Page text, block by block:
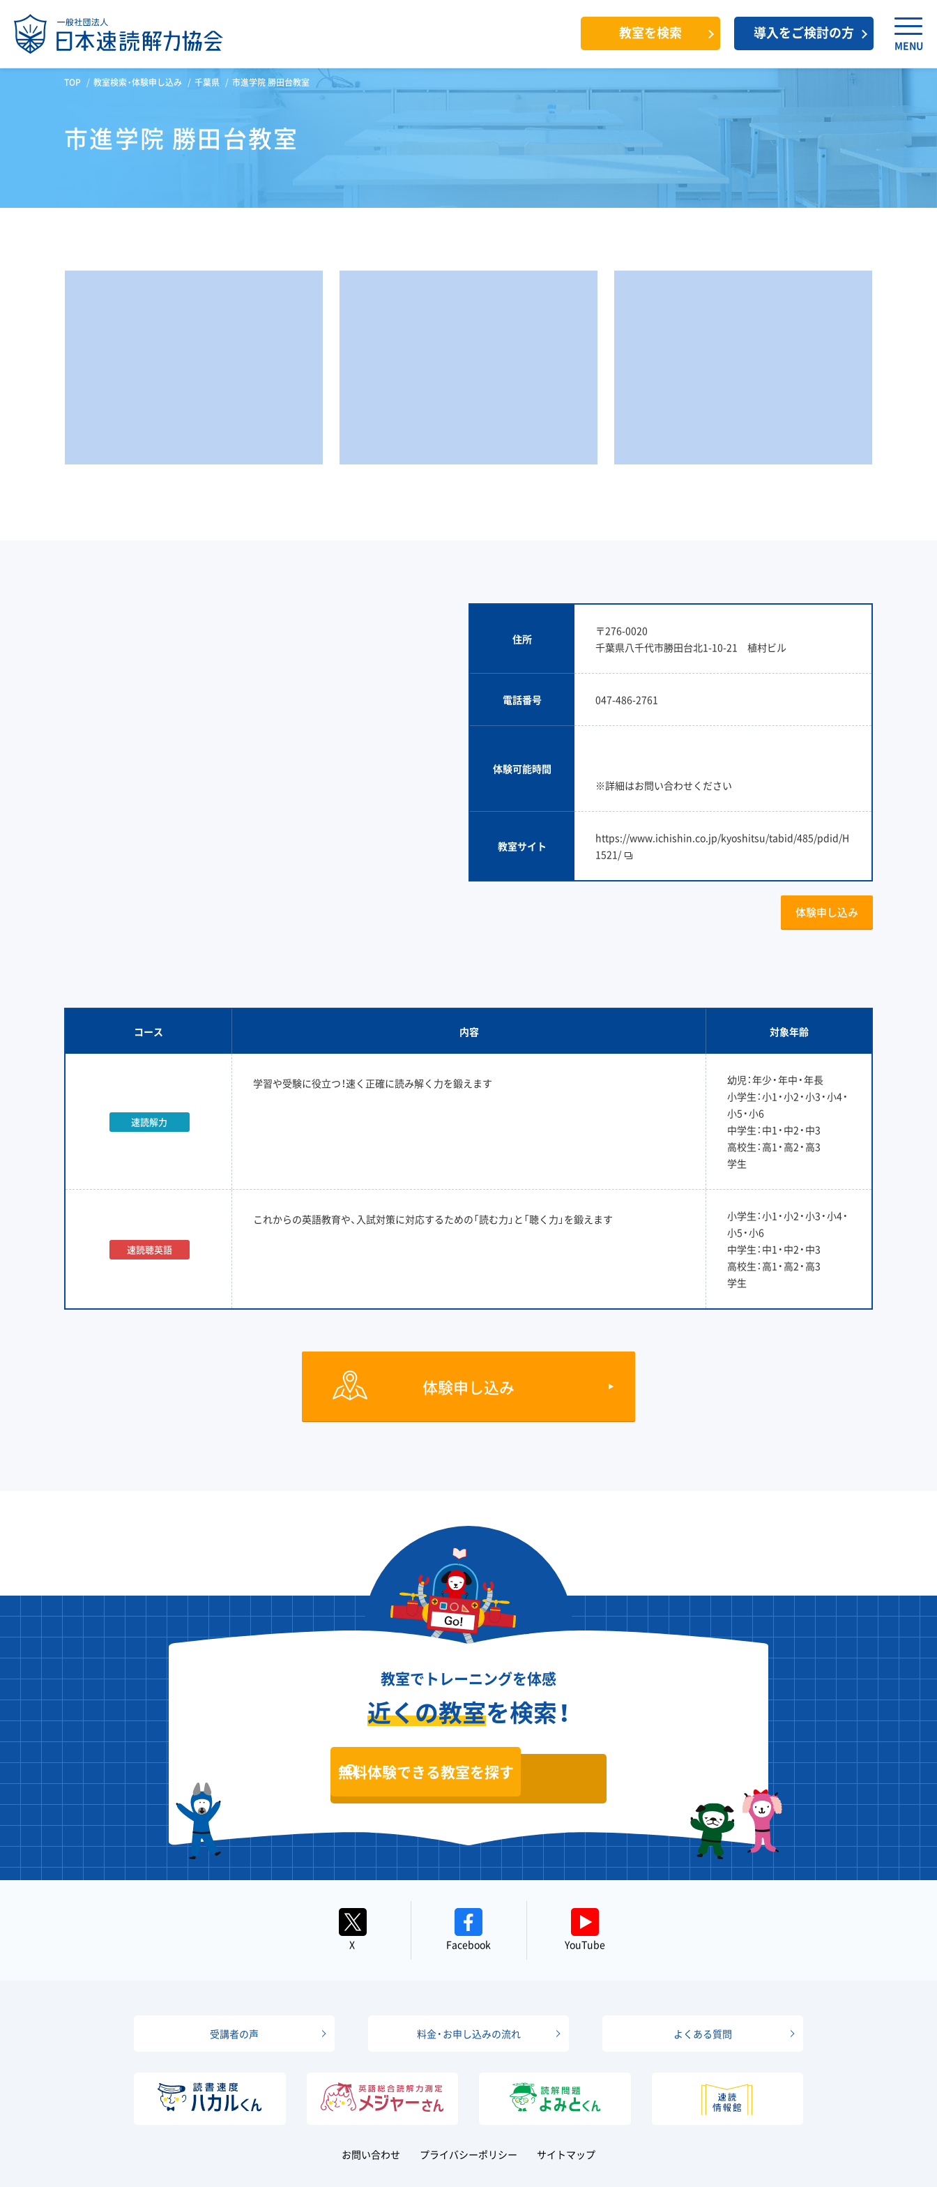
教室を検索 導入をご検討の方
MENU
TOP 教室検索・体験申し込み 千葉県 市進学院 勝田台教室
市進学院 勝田台教室
住所
〒276-0020
千葉県八千代市勝田台北1-10-21 植村ビル
電話番号 047-486-2761
体験可能時間
※詳細はお問い合わせください
教室サイト
https://www.ichishin.co.jp/kyoshitsu/tabid/485/pdid/H
1521/
体験申し込み
コース 内容 対象年齢
速読解力
学習や受験に役立つ！速く正確に読み解く力を鍛えます
幼児：年少・年中・年長
小学生：小1・小2・小3・小4・
小5・小6
中学生：中1・中2・中3
高校生：高1・高2・高3
学生
速読聴英語
これからの英語教育や、入試対策に対応するための「読む力」と「聴く力」を鍛えます
小学生：小1・小2・小3・小4・
小5・小6
中学生：中1・中2・中3
高校生：高1・高2・高3
学生
体験申し込み
教室でトレーニングを体感
近くの教室を検索！
無料体験できる教室を探す
X Facebook YouTube
受講者の声 料金・お申し込みの流れ よくある質問
お問い合わせ プライバシーポリシー サイトマップ